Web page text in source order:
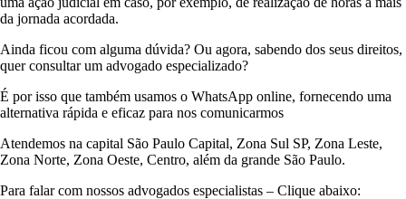
da jornada acordada.
Ainda ficou com alguma dúvida? Ou agora, sabendo dos seus direitos,
quer consultar um advogado especializado?
É por isso que também usamos o WhatsApp online, fornecendo uma
alternativa rápida e eficaz para nos comunicarmos
Atendemos na capital São Paulo Capital, Zona Sul SP, Zona Leste,
Zona Norte, Zona Oeste, Centro, além da grande São Paulo.
Para falar com nossos advogados especialistas – Clique abaixo: